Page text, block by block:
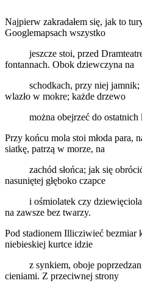
Najpierw zakradałem się, jak to
Googlemapsach wszystko
jeszcze stoi, przed
fontannach. Obok dziewczyna na
schodkach, przy niej jamnik;
wlazło w mokre; każde drzewo
można obejrzeć do ostatnich
Przy końcu mola stoi młoda para,
siatkę, patrzą w morze, na
zachód słońca; jak się
nasuniętej głęboko czapce
i ośmiolatek czy
na zawsze bez twarzy.
Pod stadionem Illicziwieć bezmiar
niebieskiej kurtce idzie
z synkiem, oboje poprzedzani
cieniami. Z przeciwnej strony